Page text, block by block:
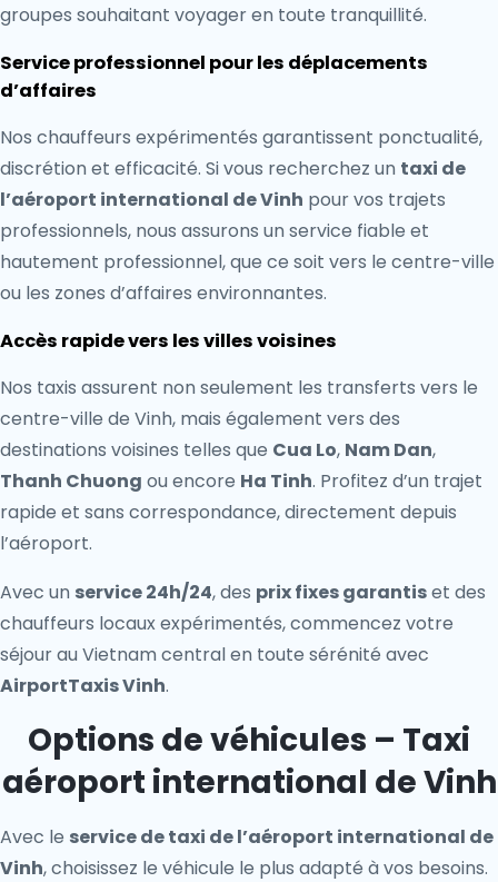
groupes souhaitant voyager en toute tranquillité.
Service professionnel pour les déplacements
d’affaires
Nos chauffeurs expérimentés garantissent ponctualité,
discrétion et efficacité. Si vous recherchez un taxi de
l’aéroport international de Vinh pour vos trajets
professionnels, nous assurons un service fiable et
hautement professionnel, que ce soit vers le centre-ville
ou les zones d’affaires environnantes.
Accès rapide vers les villes voisines
Nos taxis assurent non seulement les transferts vers le
centre-ville de Vinh, mais également vers des
destinations voisines telles que Cua Lo, Nam Dan,
Thanh Chuong ou encore Ha Tinh. Profitez d’un trajet
rapide et sans correspondance, directement depuis
l’aéroport.
Avec un service 24h/24, des prix fixes garantiset des
chauffeurs locaux expérimentés, commencez votre
séjour au Vietnam central en toute sérénité avec
AirportTaxis Vinh.
Options de véhicules – Taxi
aéroport international de Vinh
Avec le service de taxi de l’aéroport international de
Vinh, choisissez le véhicule le plus adapté à vos besoins.